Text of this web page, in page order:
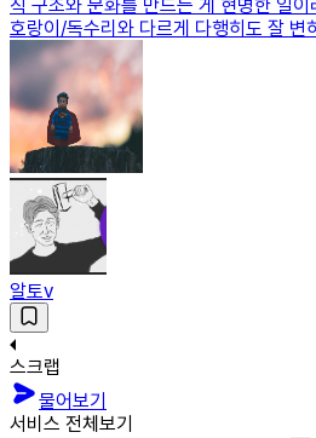
직 구조와 문화를 만드는 게 현명한 일
호랑이/독수리와 다르게 다행히도 잘 변
알토v
스크랩
물어보기
서비스 전체보기